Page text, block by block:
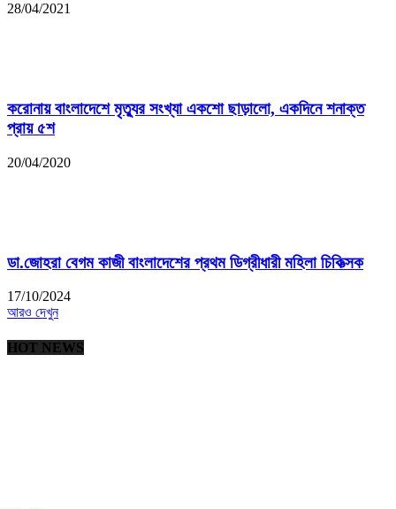
28/04/2021
করোনায় বাংলাদেশে মৃত্যুর সংখ্যা একশো ছাড়ালো, একদিনে শনাক্ত
প্রায় ৫শ
20/04/2020
ডা.জোহরা বেগম কাজী বাংলাদেশের প্রথম ডিগ্রীধারী মহিলা চিকিত্‍সক
17/10/2024
আরও দেখুন
HOT NEWS